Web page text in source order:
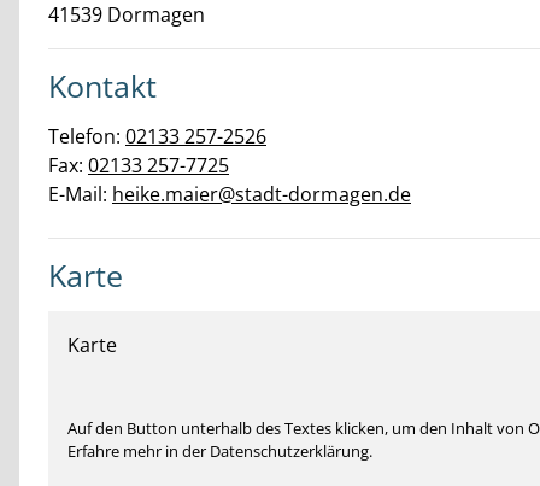
41539 Dormagen
Kontakt
Telefon: 02133 257-2526
Fax: 02133 257-7725
E-Mail: heike.maier@stadt-dormagen.de
Karte
Karte
Auf den Button unterhalb des Textes klicken, um den Inhalt von
Erfahre mehr in der Datenschutzerklärung.